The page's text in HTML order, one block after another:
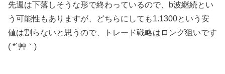
先週は下落しそうな形で終わっているので、b波継続とい
う可能性もありますが、どちらにしても1.1300という安
値は割らないと思うので、トレード戦略はロング狙いです
( *´艸｀)